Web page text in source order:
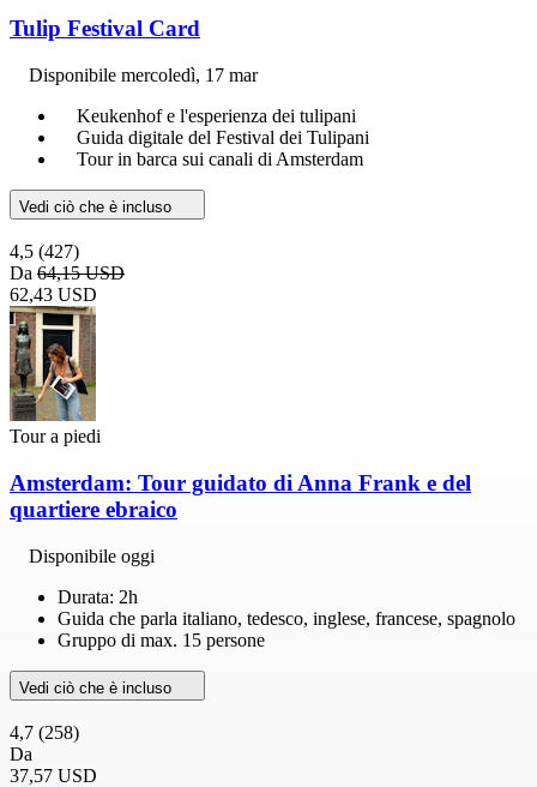
Tulip Festival Card
Disponibile mercoledì, 17 mar
Keukenhof e l'esperienza dei tulipani
Guida digitale del Festival dei Tulipani
Tour in barca sui canali di Amsterdam
Vedi ciò che è incluso
4,5 (427)
Da 64,15 USD
62,43 USD
Tour a piedi
Amsterdam: Tour guidato di Anna Frank e del
quartiere ebraico
Disponibile oggi
Durata: 2h
Guida che parla italiano, tedesco, inglese, francese, spagnolo
Gruppo di max. 15 persone
Vedi ciò che è incluso
4,7 (258)
Da
37,57 USD